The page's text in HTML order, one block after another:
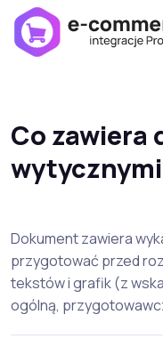
Co zawiera
Dokument zawiera
przygotować przed
tekstów i grafik (z
ogólną,